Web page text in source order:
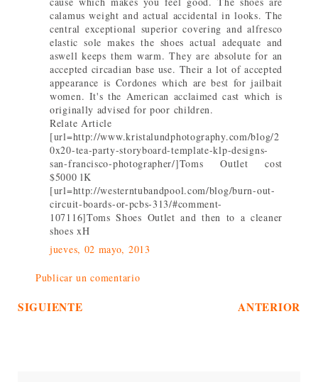
calamus weight and actual accidental in looks. The
central exceptional superior covering and alfresco
elastic sole makes the shoes actual adequate and
aswell keeps them warm. They are absolute for an
accepted circadian base use. Their a lot of accepted
appearance is Cordones which are best for jailbait
women. It's the American acclaimed cast which is
originally advised for poor children.
Relate Article
[url=http://www.kristalundphotography.com/blog/2
0x20-tea-party-storyboard-template-klp-designs-
san-francisco-photographer/]Toms Outlet cost
$5000 lK
[url=http://westerntubandpool.com/blog/burn-out-
circuit-boards-or-pcbs-313/#comment-
107116]Toms Shoes Outlet and then to a cleaner
shoes xH
jueves, 02 mayo, 2013
Publicar un comentario
SIGUIENTE ANTERIOR